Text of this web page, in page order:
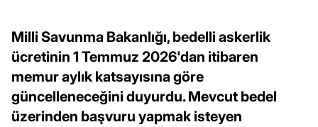
Milli Savunma Bakanlığı, bedelli askerlik
ücretinin 1 Temmuz 2026'dan itibaren
memur aylık katsayısına göre
güncelleneceğini duyurdu. Mevcut bedel
üzerinden başvuru yapmak isteyen